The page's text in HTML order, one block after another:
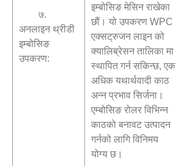
७.
अनलाइन थ्रीडी
इम्बोसिङ
उपकरण:
इम्बोसिङ मेसिन राखेका
छौं। यो उपकरण WPC
एक्सट्रुजन लाइन को
क्यालिब्रेसन तालिका मा
स्थापित गर्न सकिन्छ, एक
अधिक यथार्थवादी काठ
अन्न प्रभाव सिर्जना।
एम्बोसिङ रोलर विभिन्न
काठको बनावट उत्पादन
गर्नको लागि विनिमय
योग्य छ।